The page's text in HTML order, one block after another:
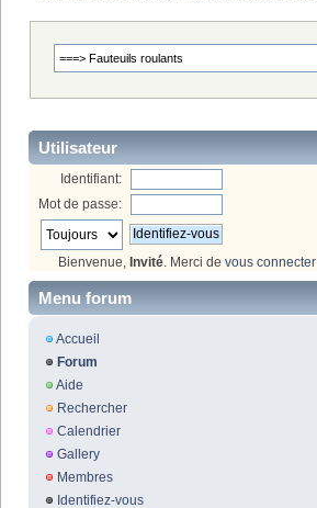
Utilisateur
Identifiant:
Mot de passe:
Bienvenue, Invité. Merci de vous connecter
Menu forum
Accueil
Forum
Aide
Rechercher
Calendrier
Gallery
Membres
Identifiez-vous